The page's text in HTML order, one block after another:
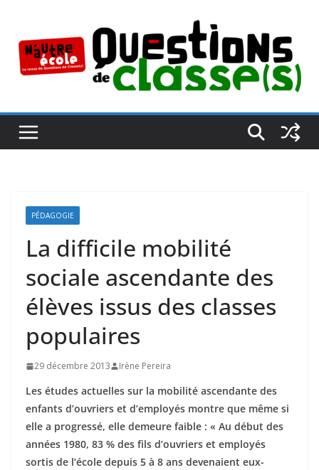
contenu
PÉDAGOGIE
La difficile mobilité
sociale ascendante des
élèves issus des classes
populaires
29 décembre 2013 Irène Pereira
Les études actuelles sur la mobilité ascendante des
enfants d’ouvriers et d’employés montre que même si
elle a progressé, elle demeure faible : « Au début des
années 1980, 83 % des fils d’ouvriers et employés
sortis de l’école depuis 5 à 8 ans devenaient eux-